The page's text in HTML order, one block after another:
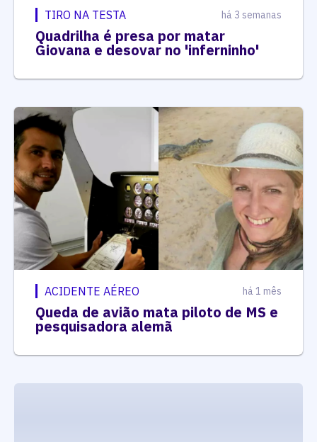
TIRO NA TESTA há 3 semanas
Quadrilha é presa por matar
Giovana e desovar no 'inferninho'
ACIDENTE AÉREO há 1 mês
Queda de avião mata piloto de MS e
pesquisadora alemã